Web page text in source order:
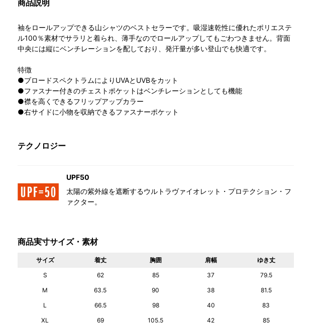
コロンビア トナ
リエつくばスク
エア店
商品説明
袖をロールアップできる山シャツのベストセラーです。吸湿速乾性に優れたポリエステ
ル100％素材でサラリと着られ、薄手なのでロールアップしてもごわつきません。背面
中央には縦にベンチレーションを配しており、発汗量が多い登山でも快適です。
特徴
●ブロードスペクトラムによりUVAとUVBをカット
●ファスナー付きのチェストポケットはベンチレーションとしても機能
●襟を高くできるフリップアップカラー
●右サイドに小物を収納できるファスナーポケット
テクノロジー
UPF50
太陽の紫外線を遮断するウルトラヴァイオレット・プロテクション・フ
ァクター。
商品実寸サイズ・素材
サイズ 着丈 胸囲 肩幅
ゆき丈
S
62 85 37
79.5
M
63.5 90 38
81.5
L
66.5 98 40
83
XL
69 105.5 42 85